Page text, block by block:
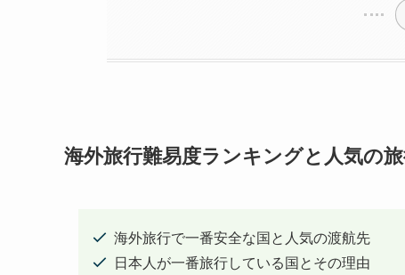
海外旅行難易度ランキングと人気の
海外旅行で一番安全な国と人気の渡航先
日本人が一番旅行している国とその理由